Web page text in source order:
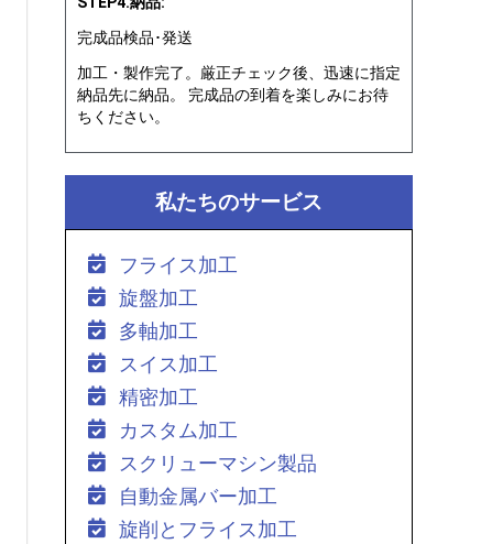
完成品検品･発送
加工・製作完了。厳正チェック後、迅速に指定
納品先に納品。 完成品の到着を楽しみにお待
ちください。
私たちのサービス
フライス加工
旋盤加工
多軸加工
スイス加工
精密加工
カスタム加工
スクリューマシン製品
自動金属バー加工
旋削とフライス加工